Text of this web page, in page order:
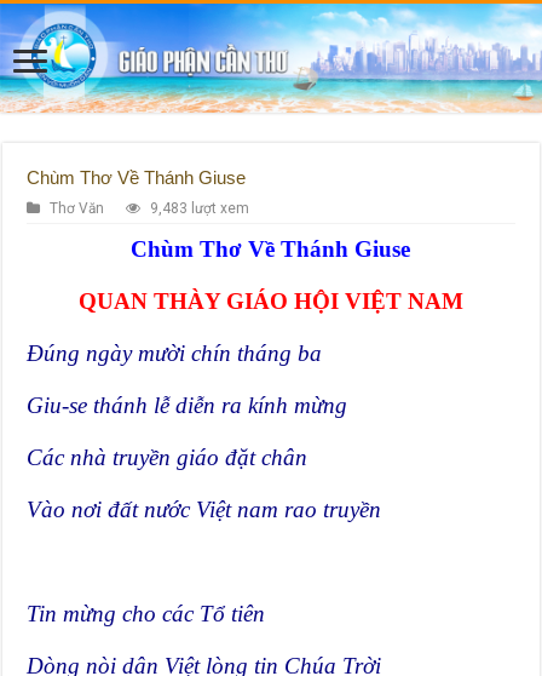
Chùm Thơ Về Thánh Giuse
Thơ Văn 9,483 lượt xem
Chùm Thơ Về Thánh Giuse
QUAN THÀY GIÁO HỘI VIỆT NAM
Đúng ngày mười chín tháng ba
Giu-se thánh lễ diễn ra kính mừng
Các nhà truyền giáo đặt chân
Vào nơi đất nước Việt nam rao truyền
Tin mừng cho các Tổ tiên
Dòng nòi dân Việt lòng tin Chúa Trời